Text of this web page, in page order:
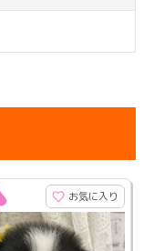
お気に入り